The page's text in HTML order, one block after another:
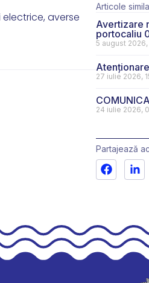
averse
Articole
Avertizare
portocaliu
5 august 2026,
27 iulie 2026,
24 iulie 2026,
Partajează